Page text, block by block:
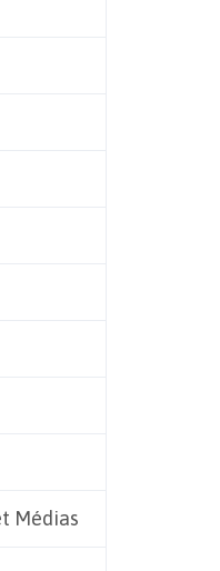
Médias